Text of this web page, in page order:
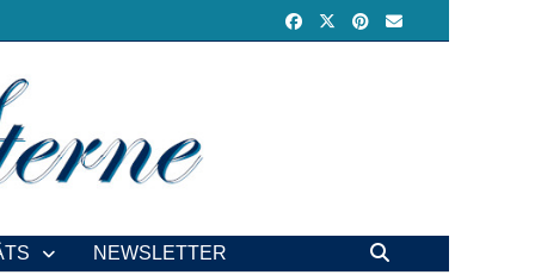
NEWSLETTER